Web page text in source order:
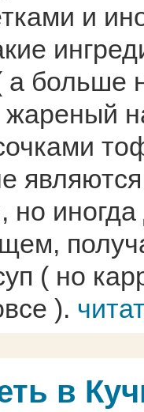
и
а больше
жареный
являются
( но
).
в